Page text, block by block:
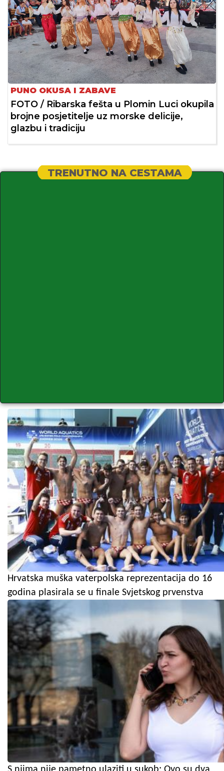
PUNO OKUSA I ZABAVE
FOTO / Ribarska fešta u Plomin Luci okupila
brojne posjetitelje uz morske delicije,
glazbu i tradiciju
TRENUTNO NA CESTAMA
Hrvatska muška vaterpolska reprezentacija do 16
godina plasirala se u finale Svjetskog prvenstva